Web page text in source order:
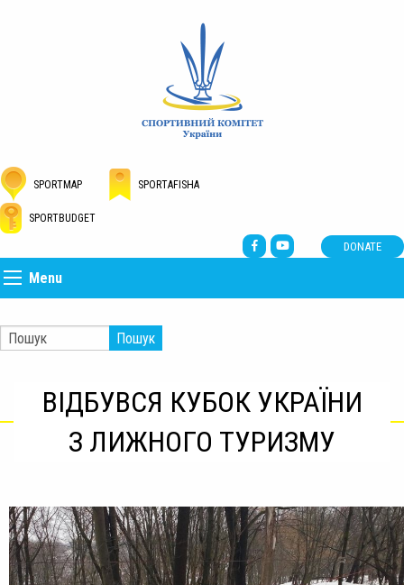
SPORTMAP SPORTAFISHA
SPORTBUDGET
DONATE
Menu
Пошук
ВІДБУВСЯ КУБОК УКРАЇНИ
З ЛИЖНОГО ТУРИЗМУ